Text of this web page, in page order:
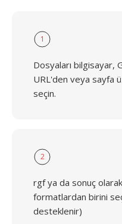
1
Dosyaları bilgisayar,
URL'den veya sayfa
seçin.
2
rgf ya da sonuç
formatlardan birini
desteklenir)